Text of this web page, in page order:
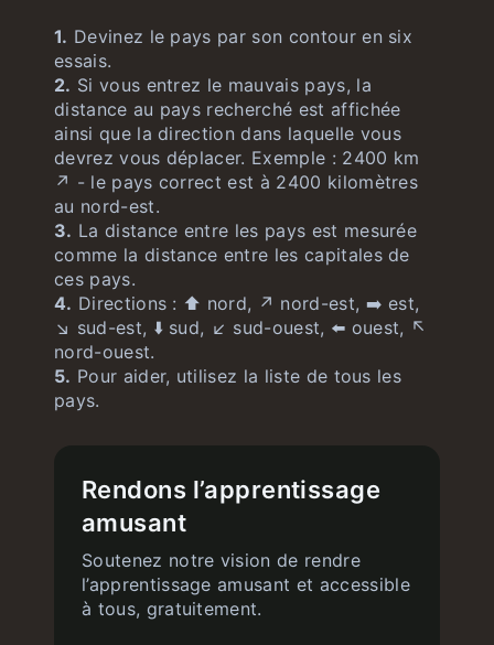
1. Devinez le pays par son contour en six
essais.
2. Si vous entrez le mauvais pays, la
distance au pays recherché est affichée
ainsi que la direction dans laquelle vous
devrez vous déplacer. Exemple : 2400 km
↗️ - le pays correct est à 2400 kilomètres
au nord-est.
3. La distance entre les pays est mesurée
comme la distance entre les capitales de
ces pays.
4. Directions : ⬆️ nord, ↗️ nord-est, ➡️ est,
↘️ sud-est, ⬇️ sud, ↙️ sud-ouest, ⬅️ ouest, ↖️
nord-ouest.
5. Pour aider, utilisez la liste de tous les
pays.
Rendons l’apprentissage
amusant
Soutenez notre vision de rendre
l’apprentissage amusant et accessible
à tous, gratuitement.